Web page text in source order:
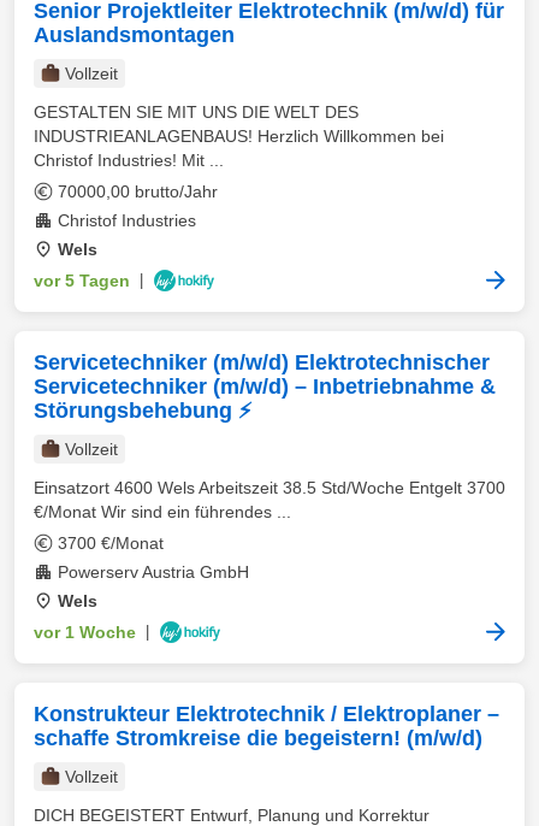
Senior Projektleiter Elektrotechnik (m/w/d) für
Auslandsmontagen
Vollzeit
GESTALTEN SIE MIT UNS DIE WELT DES
INDUSTRIEANLAGENBAUS! Herzlich Willkommen bei
Christof Industries! Mit ...
70000,00 brutto/Jahr
Christof Industries
Wels
vor 5 Tagen
Servicetechniker (m/w/d) Elektrotechnischer
Servicetechniker (m/w/d) – Inbetriebnahme &
Störungsbehebung ⚡
Vollzeit
Einsatzort 4600 Wels Arbeitszeit 38.5 Std/Woche Entgelt 3700
€/Monat Wir sind ein führendes ...
3700 €/Monat
Powerserv Austria GmbH
Wels
vor 1 Woche
Konstrukteur Elektrotechnik / Elektroplaner –
schaffe Stromkreise die begeistern! (m/w/d)
Vollzeit
DICH BEGEISTERT Entwurf, Planung und Korrektur